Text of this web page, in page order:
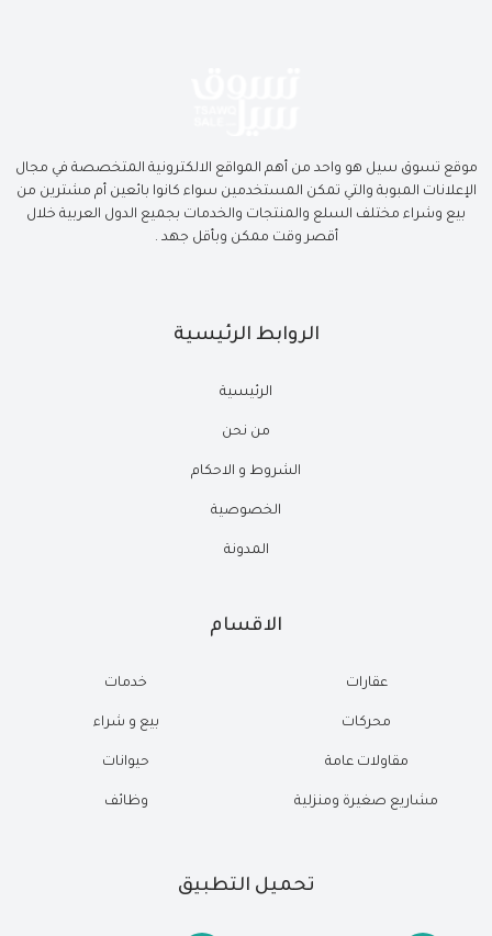
موقع تسوق سيل هو واحد من أهم المواقع الالكترونية المتخصصة في مجال
الإعلانات المبوبة والتي تمكن المستخدمين سواء كانوا بائعين أم مشترين من
بيع وشراء مختلف السلع والمنتجات والخدمات بجميع الدول العربية خلال
أقصر وقت ممكن وبأقل جهد .
الروابط الرئيسية
الرئيسية
من نحن
الشروط و الاحكام
الخصوصية
المدونة
الاقسام
عقارات
محركات
مقاولات عامة
مشاريع صغيرة ومنزلية
خدمات
بيع و شراء
حيوانات
وظائف
تحميل التطبيق